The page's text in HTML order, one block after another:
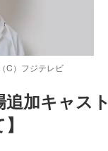
C）フジテレビ
加キャスト